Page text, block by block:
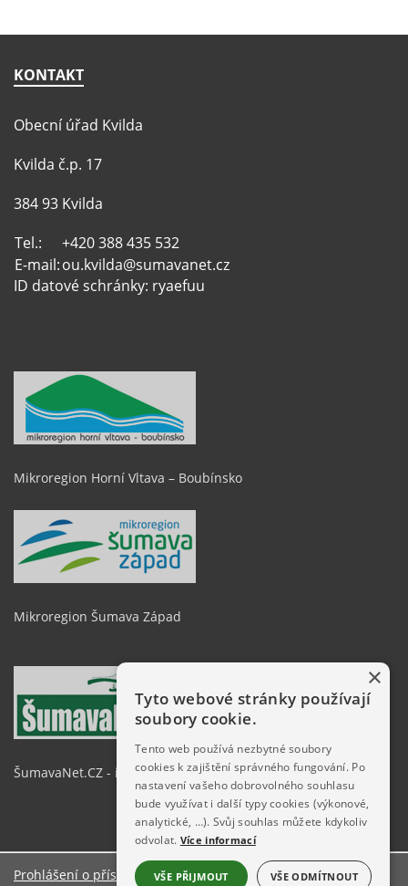
KONTAKT
Obecní úřad Kvilda
Kvilda č.p. 17
384 93 Kvilda
Tel.:
+420 388 435 532
E-mail:ou.kvilda@sumavanet.cz
ID datové schránky: ryaefuu
Mikroregion Horní Vltava – Boubínsko
Mikroregion Šumava Západ
ŠumavaNet.CZ - informace o regionu
Prohlášení o přístupnosti
×
Tyto webové stránky používají
soubory cookie.
Tento web používá nezbytné soubory
cookies k zajištění správného fungování. Po
nastavení vašeho dobrovolného souhlasu
bude využívat i další typy cookies (výkonové,
analytické, …). Svůj souhlas můžete kdykoliv
odvolat. Více informací
VŠE PŘIJMOUT VŠE ODMÍTNOUT